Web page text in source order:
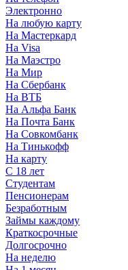
Электронно
На любую карту
На Мастеркард
На Visa
На Маэстро
На Мир
На Сбербанк
На ВТБ
На Альфа Банк
На Почта Банк
На Совкомбанк
На Тинькофф
На карту
С 18 лет
Студентам
Пенсионерам
Безработным
Займы каждому
Краткосрочные
Долгосрочно
На неделю